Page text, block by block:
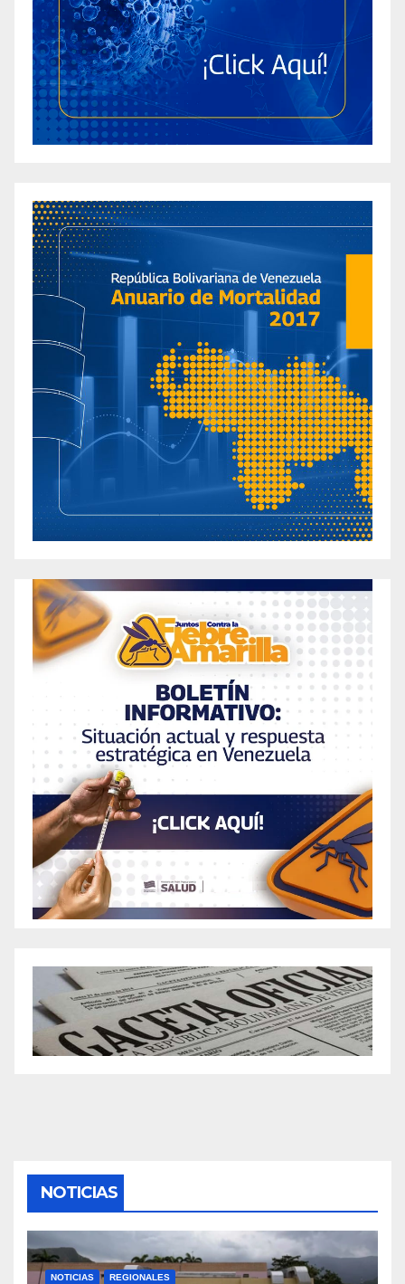
NOTICIAS
NOTICIAS REGIONALES